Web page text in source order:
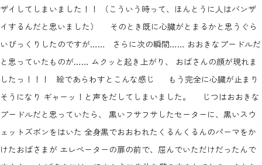
ザイしてしまいました！！ （こういう時って、ほんとうに人はバンザ
イするんだと思いました） そのとき既に心臓がとまるかと思うぐら
いびっくりしたのですが…… さらに次の瞬間…… おおきなプードルだ
と思っていたものが…… ムクッと起き上がり、 おばさんの顔が現れま
したっ！！！ 絵であらわすとこんな感じ
もう完全に心臓が止まり
そうになり ギャーッ！と声をだしてしまいました。 じつはおおきな
プードルだと思っていたら、 黒いフサフサしたセーターに、黒いスウ
ェットズボンをはいた 全身黒でおおわれたくるんくるんのパーマをか
けたおばさまが エレベーターの扉の前で、屈んでいただけだったんで